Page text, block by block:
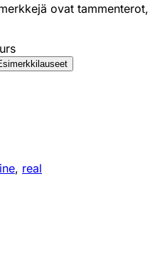
ovat tammenterot,
, real